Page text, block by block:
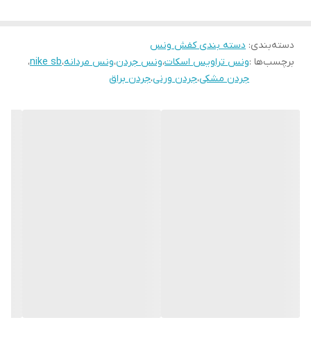
نحوه بسته شدن
کفش
بندی دسته‌بندی: دسته بندی کفش ونس
برچسب‌ها :ونس تراویس اسکات،ونس جردن،ونس مردانه،nike sb،
جردن مشکی،جردن ورنی،جردن براق